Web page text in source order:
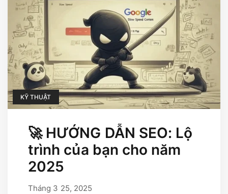
KỸ THUẬT
🚀 HƯỚNG DẪN SEO: Lộ
trình của bạn cho năm
2025
Tháng 3 25, 2025